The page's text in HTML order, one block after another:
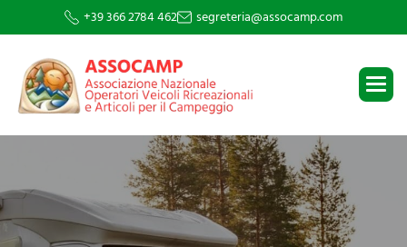
+39 366 2784 462 segreteria@assocamp.com